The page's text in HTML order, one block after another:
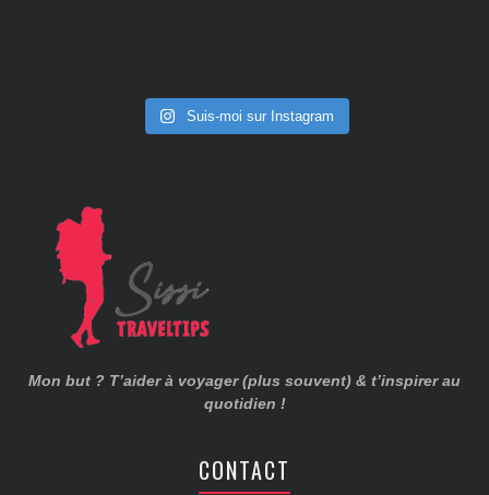
Suis-moi sur Instagram
Mon but ? T’aider à voyager (plus souvent) & t’inspirer au
quotidien !
CONTACT